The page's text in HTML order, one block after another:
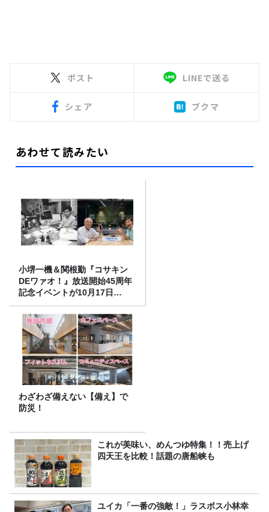
ポスト LINEで送る
シェア ブクマ
あわせて読みたい
小堺一機＆関根勤『コサキン
DEワァオ！』放送開始45周年
記念イベントが10月17日
（土）に開催決定！本日より
FC先行受付スタート！
わざわざ備えない【備え】で
防災！
これが美味い、めんつゆ特集！！売上げ
四天王を比較！話題の唐船峡も
ユイカ「一番の強敵！」ラスボス小林幸